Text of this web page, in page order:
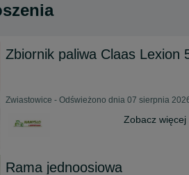
Zbiornik paliwa Claas Lexion
Zwiastowice - Odświeżono dnia 07 sierpnia
Zobacz więcej
Rama jednoosiowa